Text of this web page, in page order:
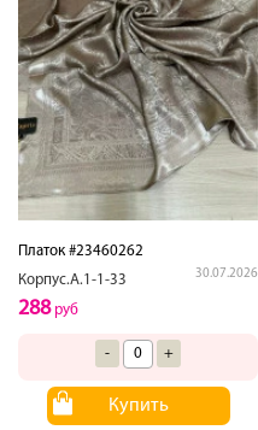
Платок #23460262
Корпус.А.1-1-33
30.07.2026
288руб
- +
Купить